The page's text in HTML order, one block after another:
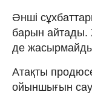
Әнші
барын айтады.
де
Атақты
ойыншығын